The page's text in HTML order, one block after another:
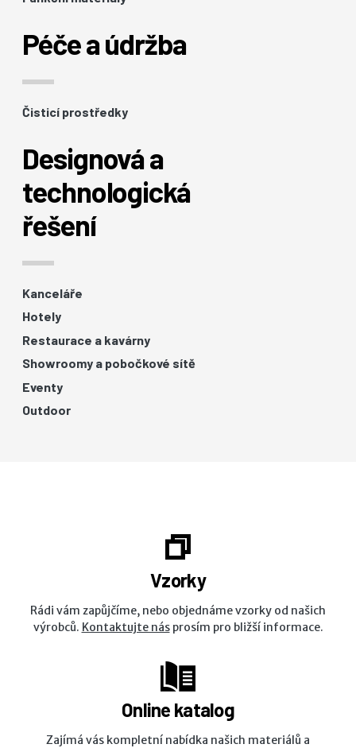
Péče a údržba
Čisticí prostředky
Designová a
technologická
řešení
Kanceláře
Hotely
Restaurace a kavárny
Showroomy a pobočkové sítě
Eventy
Outdoor
Vzorky
Rádi vám zapůjčíme, nebo objednáme vzorky od našich
výrobců. Kontaktujte násprosím pro bližší informace.
Online katalog
Zajímá vás kompletní nabídka našich materiálů a